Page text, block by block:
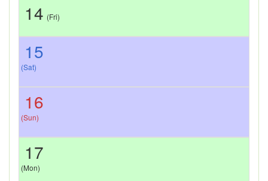
14 (Fri)
15
(Sat)
16
(Sun)
17
(Mon)